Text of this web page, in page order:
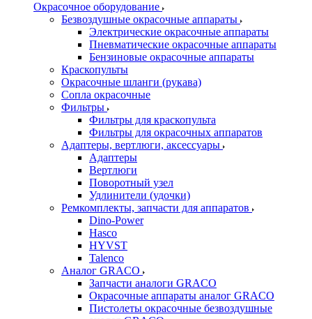
Окрасочное оборудование
Безвоздушные окрасочные аппараты
Электрические окрасочные аппараты
Пневматические окрасочные аппараты
Бензиновые окрасочные аппараты
Краскопульты
Окрасочные шланги (рукава)
Сопла окрасочные
Фильтры
Фильтры для краскопульта
Фильтры для окрасочных аппаратов
Адаптеры, вертлюги, аксессуары
Адаптеры
Вертлюги
Поворотный узел
Удлинители (удочки)
Ремкомплекты, запчасти для аппаратов
Dino-Power
Hasco
HYVST
Talenco
Аналог GRACO
Запчасти аналоги GRACO
Окрасочные аппараты аналог GRACO
Пистолеты окрасочные безвоздушные